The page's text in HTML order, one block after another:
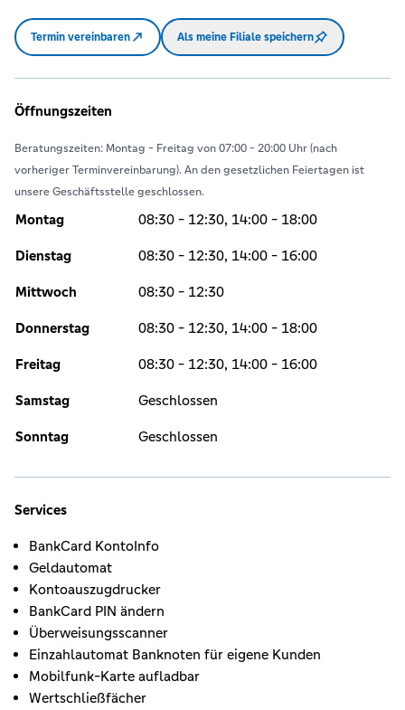
Termin vereinbaren Als meine Filiale speichern
Öffnungszeiten
Beratungszeiten: Montag - Freitag von 07:00 - 20:00 Uhr (nach
vorheriger Terminvereinbarung). An den gesetzlichen Feiertagen ist
unsere Geschäftsstelle geschlossen.
Montag 08:30 - 12:30, 14:00 - 18:00
Dienstag 08:30 - 12:30, 14:00 - 16:00
Mittwoch 08:30 - 12:30
Donnerstag 08:30 - 12:30, 14:00 - 18:00
Freitag 08:30 - 12:30, 14:00 - 16:00
Samstag Geschlossen
Sonntag Geschlossen
Services
BankCard KontoInfo
Geldautomat
Kontoauszugdrucker
BankCard PIN ändern
Überweisungsscanner
Einzahlautomat Banknoten für eigene Kunden
Mobilfunk-Karte aufladbar
Wertschließfächer